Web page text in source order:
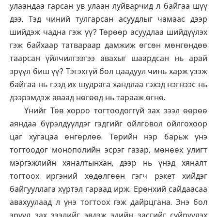
улаандаа гарсан ув улаан луйварчид л байгаа шүү
дээ. Тэд чиний тулгарсан асуудлыг чамаас дээр
шийдэж чадна гэж үү? Төрөөр асуудлаа шийдүүлэх
гэж байхаар татвараар дамжиж өгсөн мөнгөндөө
таарсан үйлчилгээгээ авахыг шаардсан нь арай
эрүүл биш үү? Тэгэхгүй бол цаадуул чинь харж үзэж
байгаа нь гээд их шудрага хандлаа гэхэд нэгнээс нь
дээрэмдэж аваад нөгөөд нь тарааж өгнө.
Үнийг Төв хороо тогтоодоггүй зах зээл өөрөө
аяндаа бүрэлдүүлдэг гэдгийг ойлговол ойлгохоор
цаг хугацаа өнгөрлөө. Төрийн нэр барьж үнэ
тогтоодог монополийн эсрэг газар, мөнөөх улигт
мэргэжлийн хяналтынхан, дээр нь үнэд хяналт
тогтоох иргэний хөдөлгөөн гэгч рэкет хийдэг
байгууллага хүртэл гараад ирж. Ерөнхий сайдаасаа
авахуулаад л үнэ тогтоох гэж дайрцгана. Энэ бол